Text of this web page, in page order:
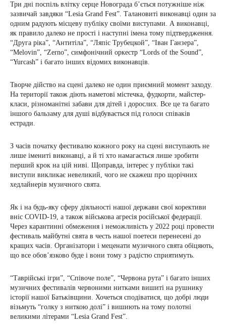
Три дні поспіль влітку серце Новограда б’ється потужніше ніж
зазвичай завдяки “Lesia Grand Fest”. Талановиті виконавці один за
одним радують місцеву публіку своїми виступами. А виконавці,
як правило далеко не прості і наступні імена тому підтвердження.
“Друга ріка”, “Антитіла”, “Ляпіс Трубецкой”, “Іван Ганзера”,
“Melovin”, “Zerno”, симфонічний оркестр “Lords of the Sound”,
“Yurcash” і багато інших відомих виконавців.
Творче дійство на сцені далеко не один приємний момент заходу.
На території також діють наметові містечка, фудкорти, майстер-
класи, різноманітні забави для дітей і дорослих. Все це та багато
іншого бальзаму для душі відбувається під голоси співаків
естради.
З часів початку фестивалю кожного року на сцені виступають не
лише імениті виконавці, а й ті хто намагається лише зробити
перший крок на цій ниві. Щоправда, інтерес у публіки такі
виступи викликає невеликий, чого не скажеш про щорічних
хедлайнерів музичного свята.
Як і на будь-яку сферу діяльності нашої держави свої корективи
вніс COVID-19, а також військова агресія російської федерації.
Через карантинні обмеження і неможливість у 2022 році провести
фестиваль майбутні свята в честь нашої поетеси перенесені до
кращих часів. Організатори і меценати музичного свята обіцяють,
що все обов’язково буде і вони тому з радістю сприятимуть.
“Таврійські ігри”, “Співоче поле”, “Червона рута” і багато інших
музичних фестивалів червоними нитками вишиті на рушнику
історії нашої Батьківщини. Хочеться сподіватися, що добрі люди
візьмуть “голку з ниткою долі” і вишиють на тому полотні
великими літерами “Lesia Grand Fest”.